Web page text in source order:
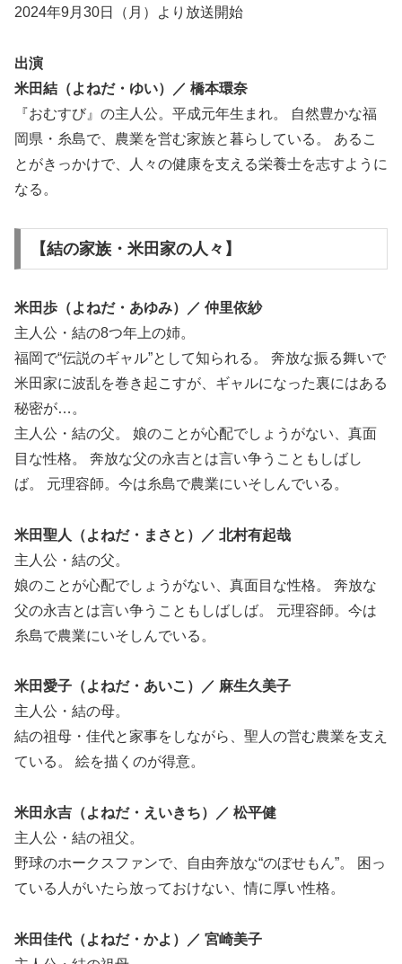
2024年9月30日（月）より放送開始
出演
米田結（よねだ・ゆい）／ 橋本環奈
『おむすび』の主人公。平成元年生まれ。 自然豊かな福
岡県・糸島で、農業を営む家族と暮らしている。 あるこ
とがきっかけで、人々の健康を支える栄養士を志すように
なる。
【結の家族・米田家の人々】
米田歩（よねだ・あゆみ）／ 仲里依紗
主人公・結の8つ年上の姉。
福岡で“伝説のギャル”として知られる。 奔放な振る舞いで
米田家に波乱を巻き起こすが、ギャルになった裏にはある
秘密が…。
主人公・結の父。 娘のことが心配でしょうがない、真面
目な性格。 奔放な父の永吉とは言い争うこともしばし
ば。 元理容師。今は糸島で農業にいそしんでいる。
米田聖人（よねだ・まさと）／ 北村有起哉
主人公・結の父。
娘のことが心配でしょうがない、真面目な性格。 奔放な
父の永吉とは言い争うこともしばしば。 元理容師。今は
糸島で農業にいそしんでいる。
米田愛子（よねだ・あいこ）／ 麻生久美子
主人公・結の母。
結の祖母・佳代と家事をしながら、聖人の営む農業を支え
ている。 絵を描くのが得意。
米田永吉（よねだ・えいきち）／ 松平健
主人公・結の祖父。
野球のホークスファンで、自由奔放な“のぼせもん”。 困っ
ている人がいたら放っておけない、情に厚い性格。
米田佳代（よねだ・かよ）／ 宮崎美子